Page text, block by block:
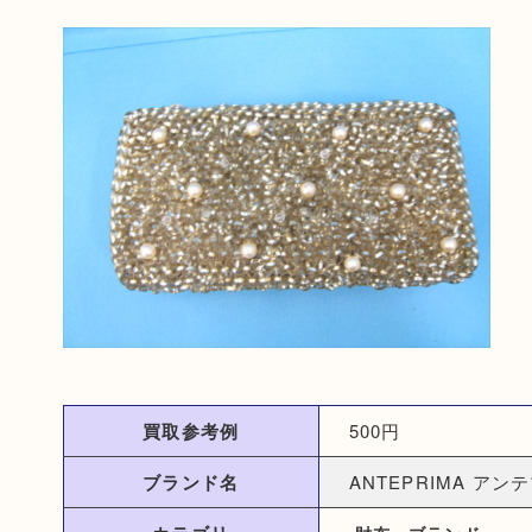
買取参考例 500円
ブランド名 ANTEPRIMA アン